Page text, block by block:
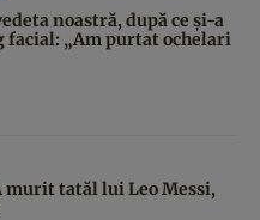
noastră, după ce și-a
„Am purtat ochelari
murit tatăl lui Leo Messi,